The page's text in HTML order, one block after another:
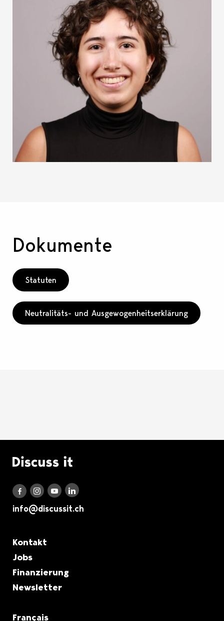
Dokumente
Statuten
Neutralitäts- und Ausgewogenheitserklärung
Logo Discuss it
Discuss it auf Facebook
Discuss it auf Instagram
Discuss it auf Youtube
Discuss it auf LinkedIn
info@discussit.ch
Metanavigation
Kontakt
Jobs
Finanzierung
Newsletter
Français